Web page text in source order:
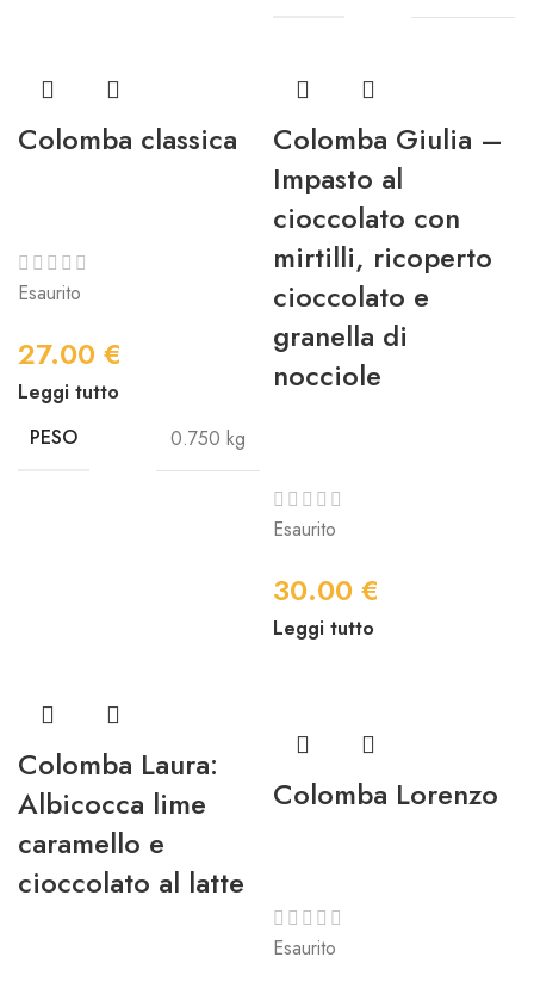
Colomba classica
Esaurito
27.00 €
Leggi tutto
PESO
0.750 kg
Colomba Giulia –
Impasto al
cioccolato con
mirtilli, ricoperto
cioccolato e
granella di
nocciole
Esaurito
30.00 €
Leggi tutto
Colomba Laura:
Albicocca lime
caramello e
cioccolato al latte
Colomba Lorenzo
Esaurito